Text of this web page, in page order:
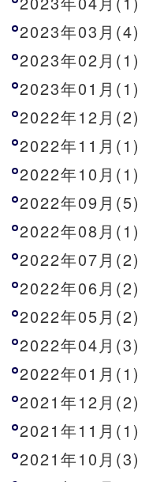
2023年03月(4)
2023年02月(1)
2023年01月(1)
2022年12月(2)
2022年11月(1)
2022年10月(1)
2022年09月(5)
2022年08月(1)
2022年07月(2)
2022年06月(2)
2022年05月(2)
2022年04月(3)
2022年01月(1)
2021年12月(2)
2021年11月(1)
2021年10月(3)